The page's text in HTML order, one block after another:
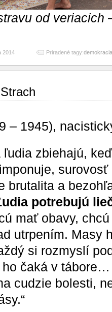
od veriacich
2014 Priradené tagy:demokracia
– 1945),
ľudia zbiehajú,
brutalita a
potrebujú
mať obavy,
utrpením. Masy
si rozmyslí
čaká v
cudzie bolesti,